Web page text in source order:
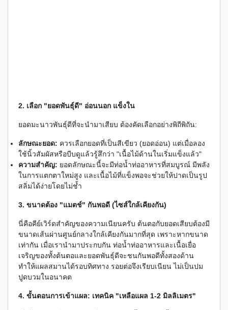
2. เลือก "ยอดพันธุ์ดี" อ่อนนอก แข็งใน
ยอดมะนาวพันธุ์ดีที่จะนำมาเสียบ ต้องคัดเลือกอย่างพิถีพิถัน:
ลักษณะยอด: ควรเลือกยอดที่เป็นสีเขียว (ยอดอ่อน) แต่เมื่อลอง
ใช้นิ้วสัมผัสหรือบีบดูแล้วรู้สึกว่า "เนื้อไม้ด้านในเริ่มแข็งแล้ว"
ความสำคัญ: ยอดลักษณะนี้จะมีท่อน้ำท่ออาหารที่สมบูรณ์ มีพลัง
ในการแตกตาใหม่สูง และเนื้อไม้ที่แข็งพอจะช่วยให้ปาดเป็นรูป
สลิ่มได้ง่ายโดยไม่ช้ำ
3. ขนาดต้อง "แมตช์" กันพอดี (ไซส์ใกล้เคียงกัน)
นี่คือคีย์เวิร์ดสำคัญของความเนียนครับ ต้นตอกับยอดเสียบต้องมี
ขนาดเส้นผ่านศูนย์กลางใกล้เคียงกันมากที่สุด เพราะหากขนาด
เท่ากัน เมื่อเรานำมาประกบกัน ท่อน้ำท่ออาหารและเนื้อเยื่อ
เจริญของทั้งต้นตอและยอดพันธุ์ดีจะชนกันพอดีทั้งสองด้าน
ทำให้แผลสมานได้รอบทิศทาง รอยต่อจึงเรียบเนียน ไม่เป็นปม
ปูดบวมในอนาคต
4. ขั้นตอนการเข้าแผล: เทคนิค "เหลือแผล 1-2 มิลลิเมตร"